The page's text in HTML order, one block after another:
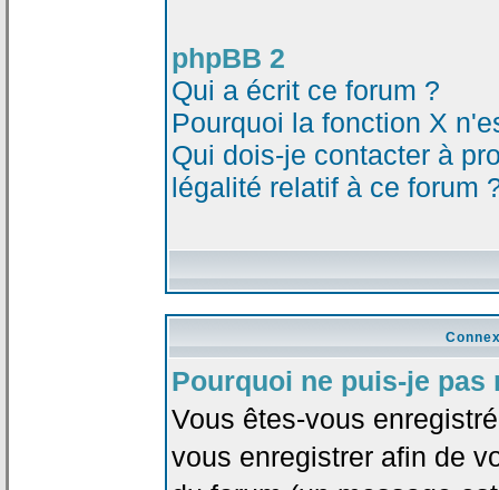
phpBB 2
Qui a écrit ce forum ?
Pourquoi la fonction X
Qui dois-je contacter à
légalité relatif à ce forum
Pourquoi ne puis-je pas
Vous êtes-vous
vous enregistrer afin de